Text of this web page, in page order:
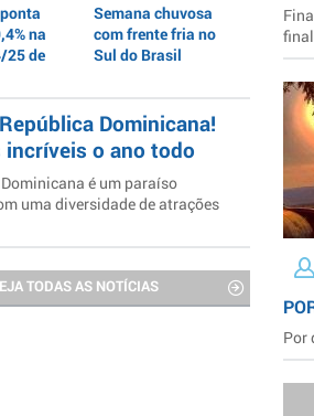
na
25 de
Semana chuvosa
com frente fria no
Sul do Brasil
Dominicana!
incríveis o ano todo
é um paraíso
uma diversidade de atrações
TODAS AS NOTÍCIAS
Por